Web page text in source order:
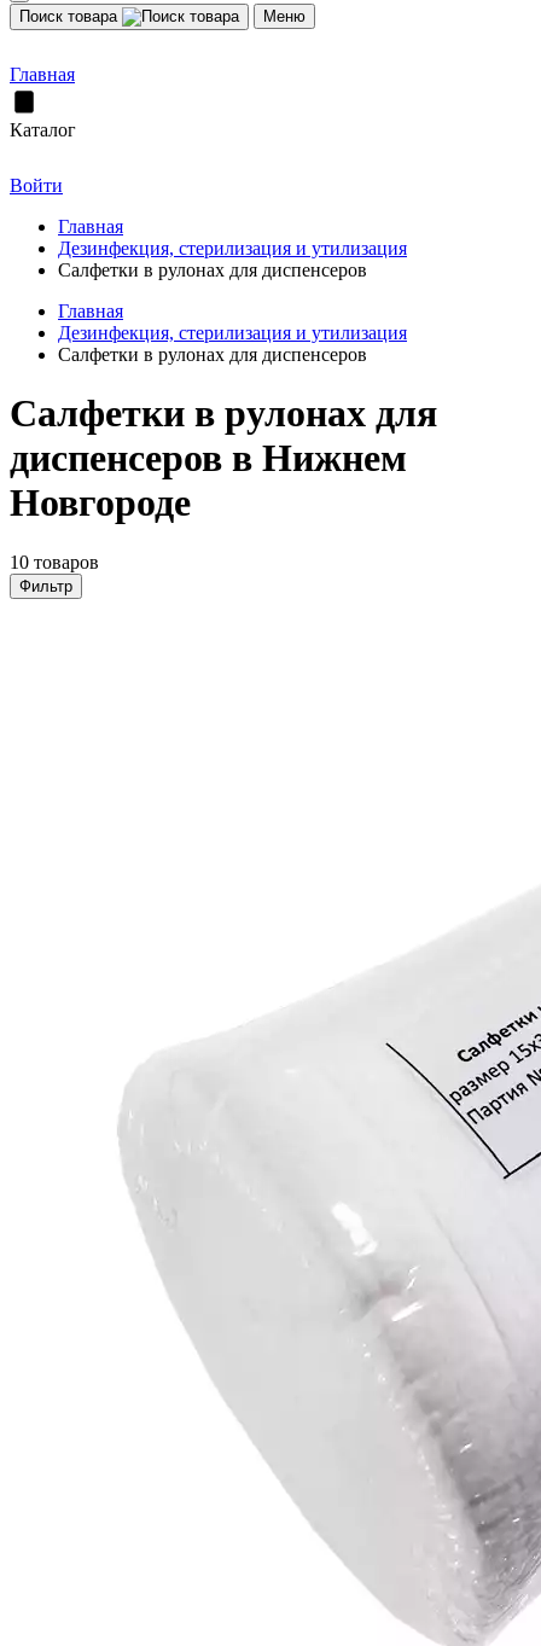
Поиск товара Меню
Главная
Каталог
Войти
Главная
Дезинфекция, стерилизация и утилизация
Салфетки в рулонах для диспенсеров
Главная
Дезинфекция, стерилизация и утилизация
Салфетки в рулонах для диспенсеров
Салфетки в рулонах для
диспенсеров в Нижнем
Новгороде
10 товаров
Фильтр